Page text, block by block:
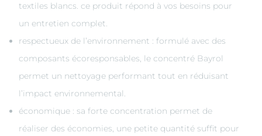
textiles blancs. ce produit répond à vos besoins pour
un entretien complet.
respectueux de l’environnement : formulé avec des
composants écoresponsables, le concentré Bayrol
permet un nettoyage performant tout en réduisant
l’impact environnemental.
économique : sa forte concentration permet de
réaliser des économies, une petite quantité suffit pour